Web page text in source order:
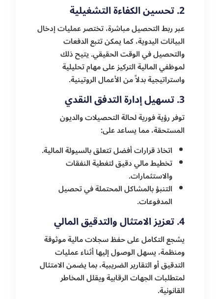
2. تحسين الكفاءة التشغيلية
عبر ربط التحصيل مباشرة، تختصر عمليات إدخال
البيانات اليدوية، كما يمكن تتبع الدفعات
والتحصيل في الوقت الحقيقي. يتيح ذلك
لموظفي المالية التركيز على مهام تحليلية
واستراتيجية بدلاً من الأعمال الروتينية.
3. تسهيل إدارة التدفق النقدي
توفر رؤية فورية لحالة التحصيلات والديون
المستحقة، مما يساعد على:
اتخاذ قرارات أفضل تتعلق بالسيولة المالية.
تخطيط مالي دقيق لتغطية النفقات
والاستثمارات.
التنبؤ بالمشاكل المحتملة في تحصيل
المدفوعات.
4. تعزيز الامتثال والتدقيق المالي
يشجع التكامل على حفظ سجلات مالية موثوقة
ومنظمة، يسهل الوصول إليها أثناء عمليات
التدقيق أو التقارير الضريبية، بما يضمن الامتثال
لمتطلبات الجهات الرقابية ويقلل المخاطر
القانونية.